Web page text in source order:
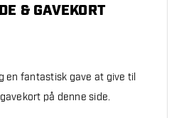
& GAVEKORT
en fantastisk gave at give til
på denne side.